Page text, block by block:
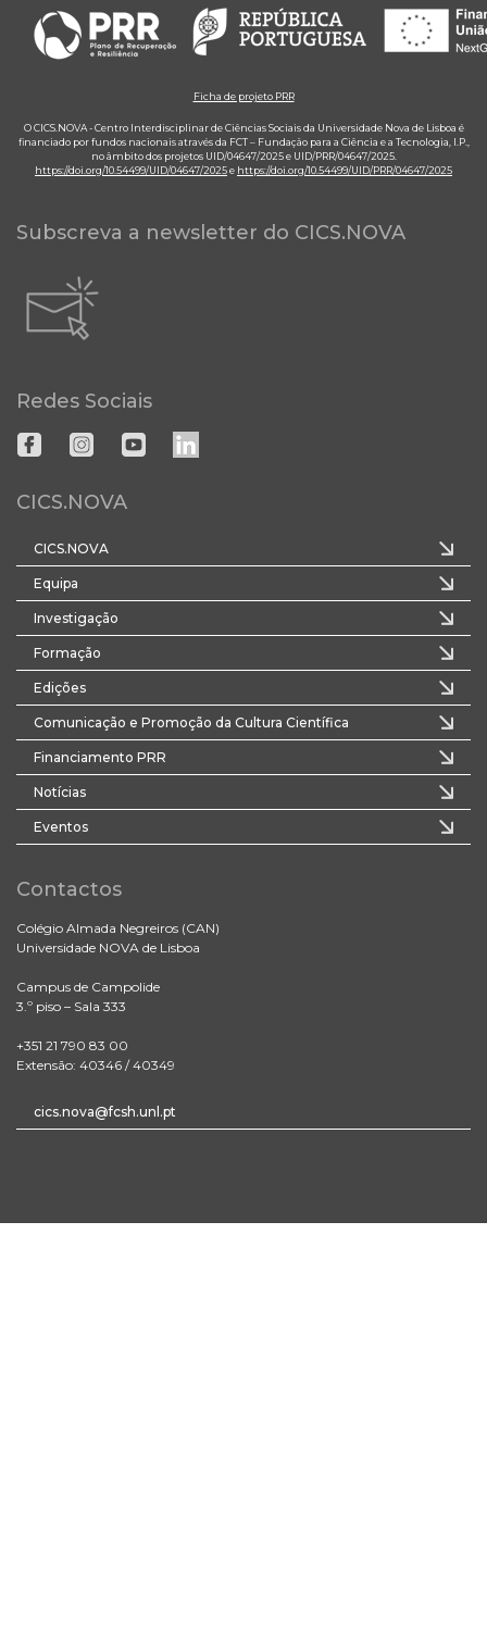
Ficha de projeto PRR
O CICS.NOVA - Centro Interdisciplinar de Ciências Sociais da Universidade Nova de Lisboa é
financiado por fundos nacionais através da FCT – Fundação para a Ciência e a Tecnologia, I.P.,
no âmbito dos projetos UID/04647/2025 e UID/PRR/04647/2025.
https://doi.org/10.54499/UID/04647/2025e https://doi.org/10.54499/UID/PRR/04647/2025
Subscreva a newsletter do CICS.NOVA
Redes Sociais
CICS.NOVA
CICS.NOVA
Equipa
Investigação
Formação
Edições
Comunicação e Promoção da Cultura Científica
Financiamento PRR
Notícias
Eventos
Contactos
Colégio Almada Negreiros (CAN)
Universidade NOVA de Lisboa
Campus de Campolide
3.º piso – Sala 333
+351 21 790 83 00
Extensão: 40346 / 40349
cics.nova@fcsh.unl.pt